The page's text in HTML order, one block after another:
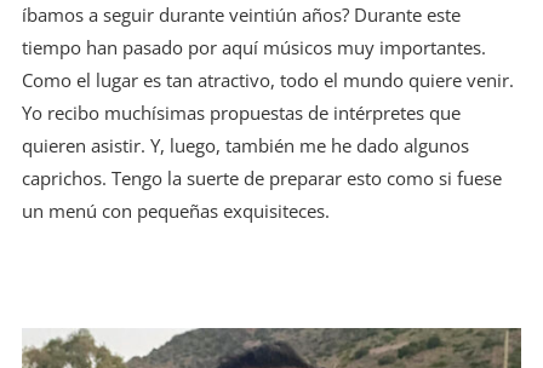
íbamos a seguir durante veintiún años? Durante este
tiempo han pasado por aquí músicos muy importantes.
Como el lugar es tan atractivo, todo el mundo quiere venir.
Yo recibo muchísimas propuestas de intérpretes que
quieren asistir. Y, luego, también me he dado algunos
caprichos. Tengo la suerte de preparar esto como si fuese
un menú con pequeñas exquisiteces.